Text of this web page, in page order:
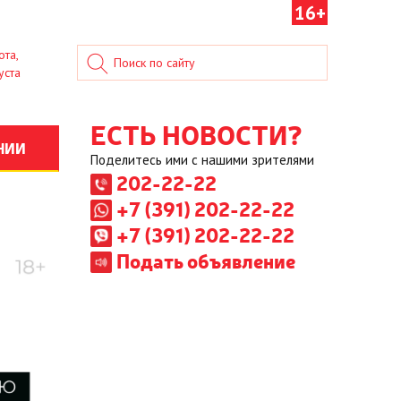
16+
ЕСТЬ НОВОСТИ?
Поделитесь ими с нашими зрителями
202-22-22
+7 (391) 202-22-22
+7 (391) 202-22-22
Подать объявление